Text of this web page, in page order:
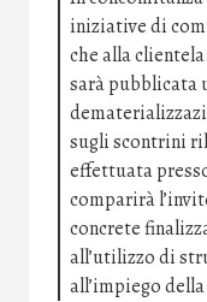
iniziative di
che alla
sarà pubblicata
sugli scontrini
effettuata
comparirà
concrete
all’utilizzo di
all’impiego